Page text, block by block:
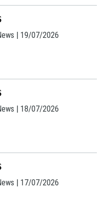
| 19/07/2026
| 18/07/2026
| 17/07/2026